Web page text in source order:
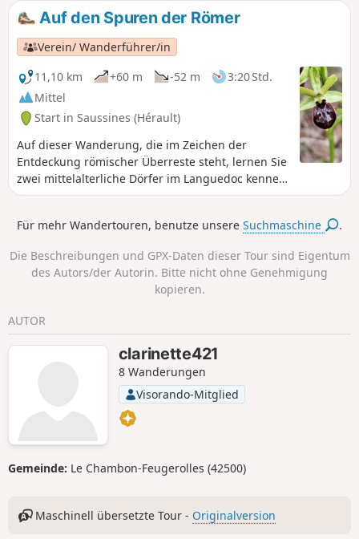
Auf den Spuren der Römer
Verein/ Wanderführer/in
11,10 km
+60 m -52 m
3:20 Std.
Mittel
Start in Saussines (Hérault)
Auf dieser Wanderung, die im Zeichen der
Entdeckung römischer Überreste steht, lernen Sie
zwei mittelalterliche Dörfer im Languedoc kennen.
Die Garrigue wird Ihnen den Duft von Thymian
Fotografenherzen höher schlagen lassen. Eine
Siedlung Les Hauts de Boisseron teilweise zu
umgehen...folgen Sie den blauen Punkten.
Für mehr Wandertouren, benutze unsereSuchmaschine .
Die Beschreibungen und GPX-Daten dieser Tour sind Eigentum
des Autors/der Autorin. Bitte nicht ohne Genehmigung
kopieren.
AUTOR
clarinette421
8 Wanderungen
Visorando-Mitglied
Gemeinde: Le Chambon-Feugerolles (42500)
Maschinell übersetzte Tour - Originalversion